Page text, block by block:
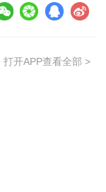
-证书领取。
严格遵守原人
试工作的通
的报考条件。
同试卷的考
。
打开APP查看全部 >